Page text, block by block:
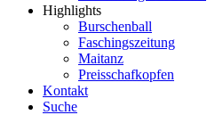
Highlights
Burschenball
Faschingszeitung
Maitanz
Preisschafkopfen
Kontakt
Suche